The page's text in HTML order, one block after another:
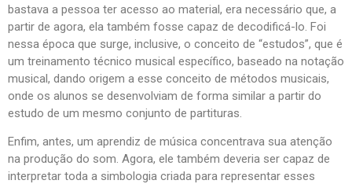
bastava a pessoa ter acesso ao material, era necessário que, a
partir de agora, ela também fosse capaz de decodificá-lo. Foi
nessa época que surge, inclusive, o conceito de “estudos”, que é
um treinamento técnico musical específico, baseado na notação
musical, dando origem a esse conceito de métodos musicais,
onde os alunos se desenvolviam de forma similar a partir do
estudo de um mesmo conjunto de partituras.
Enfim, antes, um aprendiz de música concentrava sua atenção
na produção do som. Agora, ele também deveria ser capaz de
interpretar toda a simbologia criada para representar esses